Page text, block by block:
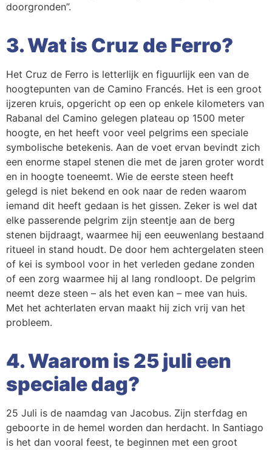
doorgronden”.
3. Wat is Cruz de Ferro?
Het Cruz de Ferro is letterlijk en figuurlijk een van de
hoogtepunten van de Camino Francés. Het is een groot
ijzeren kruis, opgericht op een op enkele kilometers van
Rabanal del Camino gelegen plateau op 1500 meter
hoogte, en het heeft voor veel pelgrims een speciale
symbolische betekenis. Aan de voet ervan bevindt zich
een enorme stapel stenen die met de jaren groter wordt
en in hoogte toeneemt. Wie de eerste steen heeft
gelegd is niet bekend en ook naar de reden waarom
iemand dit heeft gedaan is het gissen. Zeker is wel dat
elke passerende pelgrim zijn steentje aan de berg
stenen bijdraagt, waarmee hij een eeuwenlang bestaand
ritueel in stand houdt. De door hem achtergelaten steen
of kei is symbool voor in het verleden gedane zonden
of een zorg waarmee hij al lang rondloopt. De pelgrim
neemt deze steen – als het even kan – mee van huis.
Met het achterlaten ervan maakt hij zich vrij van het
probleem.
4. Waarom is 25 juli een
speciale dag?
25 Juli is de naamdag van Jacobus. Zijn sterfdag en
geboorte in de hemel worden dan herdacht. In Santiago
is het dan vooral feest, te beginnen met een groot